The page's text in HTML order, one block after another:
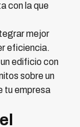
con la que
mejor
eficiencia.
edificio con
sobre un
tu empresa